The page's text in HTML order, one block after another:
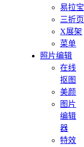
易拉宝
三折页
X展架
菜单
照片编辑
在线
抠图
美颜
图片
编辑
器
特效